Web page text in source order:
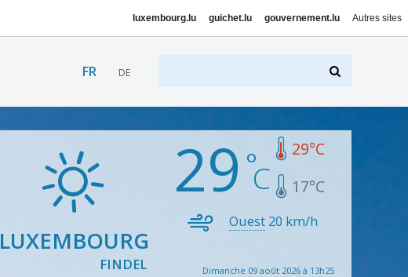
luxembourg.lu guichet.lu gouvernement.lu Autres sites
FR DE
LUXEMBOURG
FINDEL
29 29°C
17°C
Ouest 20 km/h
Dimanche 09 août 2026 à 13h25